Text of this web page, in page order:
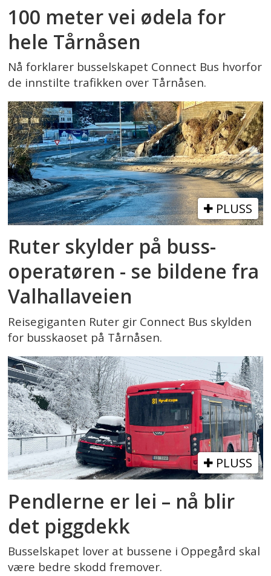
100 meter vei ødela for
hele Tårnåsen
Nå forklarer busselskapet Connect Bus hvorfor
de innstilte trafikken over Tårnåsen.
PLUSS
Ruter skylder på buss-
operatøren - se bildene fra
Valhallaveien
Reisegiganten Ruter gir Connect Bus skylden
for busskaoset på Tårnåsen.
PLUSS
Pendlerne er lei – nå blir
det piggdekk
Busselskapet lover at bussene i Oppegård skal
være bedre skodd fremover.